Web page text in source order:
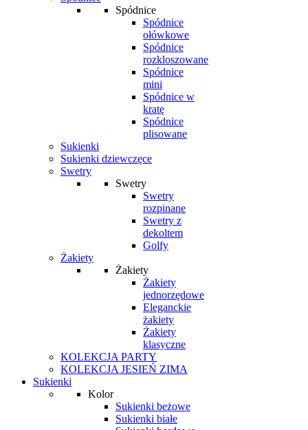
Spódnice
Spódnice
ołówkowe
Spódnice
rozkloszowane
Spódnice
mini
Spódnice w
kratę
Spódnice
plisowane
Sukienki
Sukienki dziewczęce
Swetry
Swetry
Swetry
rozpinane
Swetry z
dekoltem
Golfy
Żakiety
Żakiety
Żakiety
jednorzędowe
Eleganckie
żakiety
Żakiety
klasyczne
KOLEKCJA PARTY
KOLEKCJA JESIEŃ ZIMA
Sukienki
Kolor
Sukienki beżowe
Sukienki białe